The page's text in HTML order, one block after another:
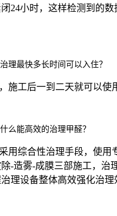
24小时，这样检测到的数
理最快多长时间可以入住？
施工后一到二天就可以使
么能高效的治理甲醛？
用综合性治理手段，使用
-造雾-成膜三部施工，治
理设备整体高效强化治理